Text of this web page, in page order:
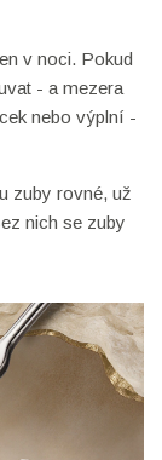
v noci. Pokud
- a mezera
nebo výplní -
zuby rovné, už
nich se zuby